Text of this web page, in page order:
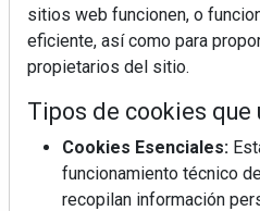
sitios web funcionen, o
eficiente, así como para
propietarios del sitio.
Tipos de cookies que
Cookies Esenciales:
funcionamiento técnico
recopilan información